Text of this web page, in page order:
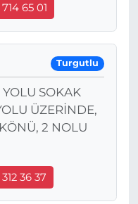
65 01
Turgutlu
SOKAK
ÜZERİNDE,
2 NOLU
36 37